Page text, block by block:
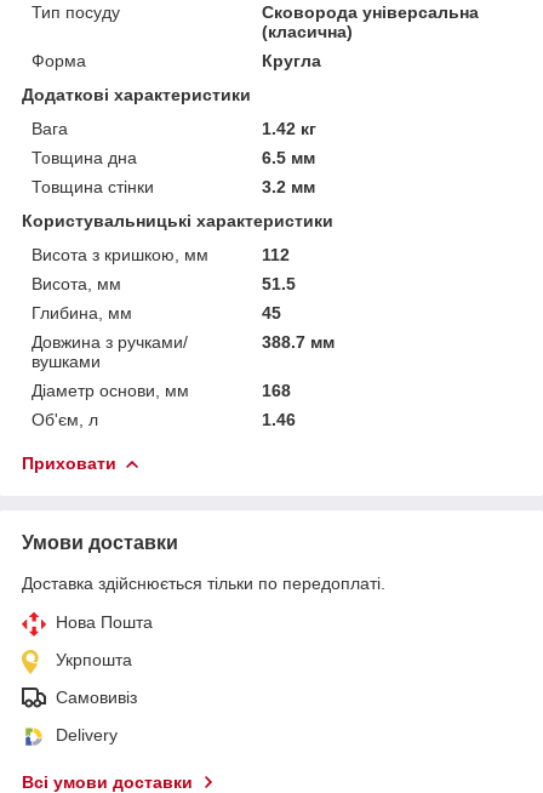
Тип посуду
Сковорода універсальна
(класична)
Форма
Кругла
Додаткові характеристики
Вага
1.42 кг
Товщина дна
6.5 мм
Товщина стінки
3.2 мм
Користувальницькі характеристики
Висота з кришкою, мм
112
Висота, мм
51.5
Глибина, мм
45
Довжина з ручками/
вушками
388.7 мм
Діаметр основи, мм
168
Об'єм, л
1.46
Приховати
Умови доставки
Доставка здійснюється тільки по передоплаті.
Нова Пошта
Укрпошта
Самовивіз
Delivery
Всі умови доставки